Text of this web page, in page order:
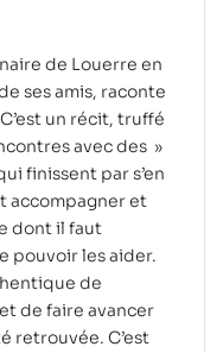
de Louerre en
ses amis, raconte
un récit, truffé
avec des »
finissent par s’en
accompagner et
dont il faut
pouvoir les aider.
de
de faire avancer
retrouvée. C’est